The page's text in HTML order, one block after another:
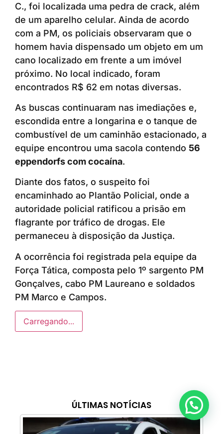
ÚLTIMAS NOTÍCIAS
C., foi localizada uma pedra de crack, além
de um aparelho celular. Ainda de acordo
com a PM, os policiais observaram que o
homem havia dispensado um objeto em um
cano localizado em frente a um imóvel
próximo. No local indicado, foram
encontrados R$ 62 em notas diversas.
As buscas continuaram nas imediações e,
escondida entre a longarina e o tanque de
combustível de um caminhão estacionado, a
equipe encontrou uma sacola contendo 56
eppendorfs com cocaína.
Diante dos fatos, o suspeito foi
encaminhado ao Plantão Policial, onde a
autoridade policial ratificou a prisão em
flagrante por tráfico de drogas. Ele
permaneceu à disposição da Justiça.
A ocorrência foi registrada pela equipe da
Força Tática, composta pelo 1º sargento PM
Gonçalves, cabo PM Laureano e soldados
PM Marco e Campos.
Carregando...
Anunciar ou recomendar matéria